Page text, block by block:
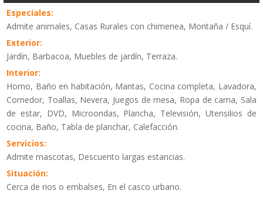
Especiales:
Admite animales, Casas Rurales con chimenea, Montaña / Esquí.
Exterior:
Jardín, Barbacoa, Muebles de jardín, Terraza.
Interior:
Horno, Baño en habitación, Mantas, Cocina completa, Lavadora,
Comedor, Toallas, Nevera, Juegos de mesa, Ropa de cama, Sala
de estar, DVD, Microondas, Plancha, Televisión, Utensilios de
cocina, Baño, Tabla de planchar, Calefacción.
Servicios:
Admite mascotas, Descuento largas estancias.
Situación:
Cerca de rios o embalses, En el casco urbano.